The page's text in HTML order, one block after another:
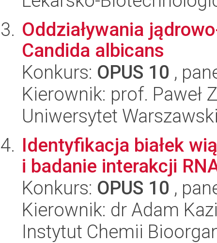
Oddziaływania
Candida albicans
Konkurs: OPUS 10 ,
Kierownik: prof. Paweł
Uniwersytet
Identyfikacja białek
i badanie interakcji
Konkurs: OPUS 10 ,
Kierownik: dr Adam
Instytut Chemii